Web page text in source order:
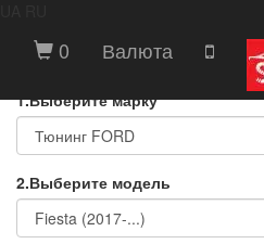
0 Валюта
ВЫБЕРИТЕ МАРКУ
АВТОМОБИЛЯ
1.Выберите марку
2.Выберите модель